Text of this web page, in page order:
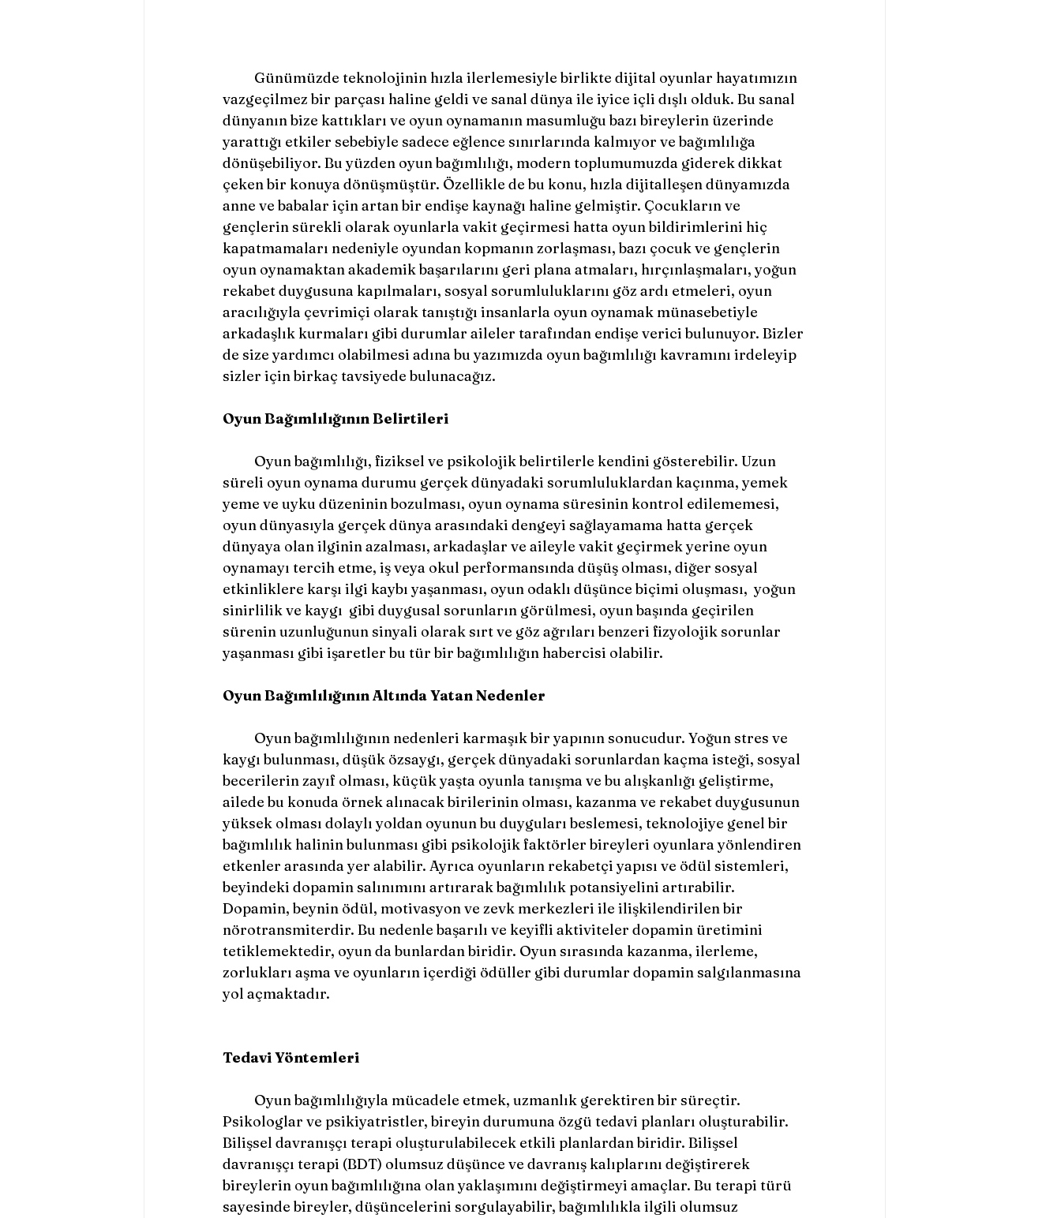
vazgeçilmez bir parçası haline geldi ve sanal dünya ile iyice içli dışlı olduk. Bu sanal
dünyanın bize kattıkları ve oyun oynamanın masumluğu bazı bireylerin üzerinde
yarattığı etkiler sebebiyle sadece eğlence sınırlarında kalmıyor ve bağımlılığa
dönüşebiliyor. Bu yüzden oyun bağımlılığı, modern toplumumuzda giderek dikkat
çeken bir konuya dönüşmüştür. Özellikle de bu konu, hızla dijitalleşen dünyamızda
anne ve babalar için artan bir endişe kaynağı haline gelmiştir. Çocukların ve
gençlerin sürekli olarak oyunlarla vakit geçirmesi hatta oyun bildirimlerini hiç
kapatmamaları nedeniyle oyundan kopmanın zorlaşması, bazı çocuk ve gençlerin
oyun oynamaktan akademik başarılarını geri plana atmaları, hırçınlaşmaları, yoğun
rekabet duygusuna kapılmaları, sosyal sorumluluklarını göz ardı etmeleri, oyun
aracılığıyla çevrimiçi olarak tanıştığı insanlarla oyun oynamak münasebetiyle
arkadaşlık kurmaları gibi durumlar aileler tarafından endişe verici bulunuyor. Bizler
de size yardımcı olabilmesi adına bu yazımızda oyun bağımlılığı kavramını irdeleyip
sizler için birkaç tavsiyede bulunacağız.
Oyun Bağımlılığının Belirtileri
süreli oyun oynama durumu gerçek dünyadaki sorumluluklardan kaçınma, yemek
yeme ve uyku düzeninin bozulması, oyun oynama süresinin kontrol edilememesi,
oyun dünyasıyla gerçek dünya arasındaki dengeyi sağlayamama hatta gerçek
dünyaya olan ilginin azalması, arkadaşlar ve aileyle vakit geçirmek yerine oyun
oynamayı tercih etme, iş veya okul performansında düşüş olması, diğer sosyal
etkinliklere karşı ilgi kaybı yaşanması, oyun odaklı düşünce biçimi oluşması,  yoğun
sinirlilik ve kaygı  gibi duygusal sorunların görülmesi, oyun başında geçirilen
sürenin uzunluğunun sinyali olarak sırt ve göz ağrıları benzeri fizyolojik sorunlar
yaşanması gibi işaretler bu tür bir bağımlılığın habercisi olabilir.
Oyun Bağımlılığının Altında Yatan Nedenler
kaygı bulunması, düşük özsaygı, gerçek dünyadaki sorunlardan kaçma isteği, sosyal
becerilerin zayıf olması, küçük yaşta oyunla tanışma ve bu alışkanlığı geliştirme,
ailede bu konuda örnek alınacak birilerinin olması, kazanma ve rekabet duygusunun
yüksek olması dolaylı yoldan oyunun bu duyguları beslemesi, teknolojiye genel bir
bağımlılık halinin bulunması gibi psikolojik faktörler bireyleri oyunlara yönlendiren
etkenler arasında yer alabilir. Ayrıca oyunların rekabetçi yapısı ve ödül sistemleri,
beyindeki dopamin salınımını artırarak bağımlılık potansiyelini artırabilir.
Dopamin, beynin ödül, motivasyon ve zevk merkezleri ile ilişkilendirilen bir
nörotransmiterdir. Bu nedenle başarılı ve keyifli aktiviteler dopamin üretimini
tetiklemektedir, oyun da bunlardan biridir. Oyun sırasında kazanma, ilerleme,
zorlukları aşma ve oyunların içerdiği ödüller gibi durumlar dopamin salgılanmasına
yol açmaktadır.
Tedavi Yöntemleri
Psikologlar ve psikiyatristler, bireyin durumuna özgü tedavi planları oluşturabilir.
Bilişsel davranışçı terapi oluşturulabilecek etkili planlardan biridir. Bilişsel
davranışçı terapi (BDT) olumsuz düşünce ve davranış kalıplarını değiştirerek
bireylerin oyun bağımlılığına olan yaklaşımını değiştirmeyi amaçlar. Bu terapi türü
sayesinde bireyler, düşüncelerini sorgulayabilir, bağımlılıkla ilgili olumsuz